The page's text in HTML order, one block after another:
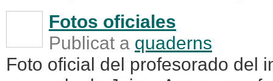
Fotos oficiales
Publicat a quaderns
Foto oficial del profesorado del